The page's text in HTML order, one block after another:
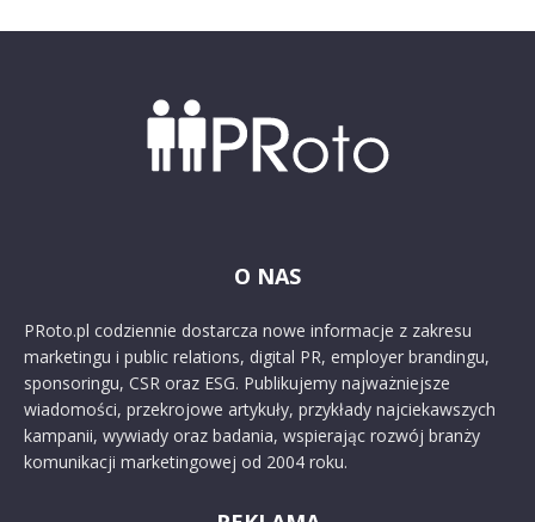
O NAS
PRoto.pl codziennie dostarcza nowe informacje z zakresu
marketingu i public relations, digital PR, employer brandingu,
sponsoringu, CSR oraz ESG. Publikujemy najważniejsze
wiadomości, przekrojowe artykuły, przykłady najciekawszych
kampanii, wywiady oraz badania, wspierając rozwój branży
komunikacji marketingowej od 2004 roku.